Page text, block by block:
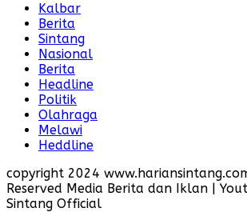
Kalbar
Berita
Sintang
Nasional
Berita
Headline
Politik
Olahraga
Melawi
Heddline
copyright 2024
Reserved Media Berita dan Iklan |
Sintang Official